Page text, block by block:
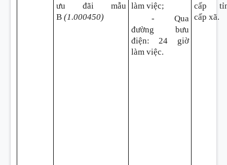
ưu đãi mẫu
B (1.000450)
làm việc;
- Qua
đường bưu
điện: 24 giờ
làm việc.
cấp
cấp xã.